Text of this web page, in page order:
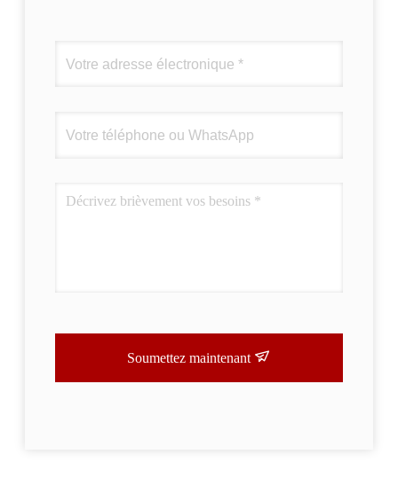
Soumettez maintenant